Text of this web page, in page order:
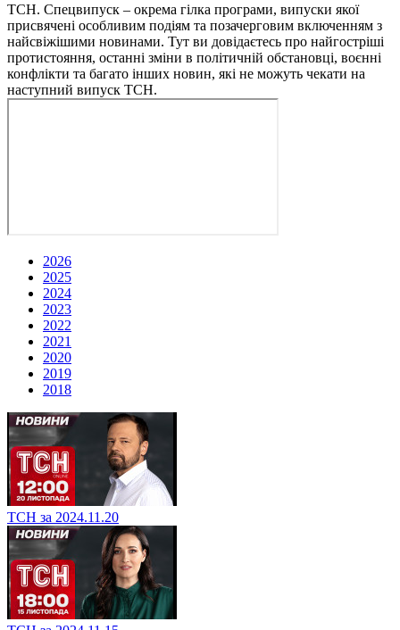
ТСН. Спецвипуск – окрема гілка програми, випуски якої
присвячені особливим подіям та позачерговим включенням з
найсвіжішими новинами. Тут ви довідаєтесь про найгостріші
протистояння, останні зміни в політичній обстановці, воєнні
конфлікти та багато інших новин, які не можуть чекати на
наступний випуск ТСН.
2026
2025
2024
2023
2022
2021
2020
2019
2018
ТСН за 2024.11.20